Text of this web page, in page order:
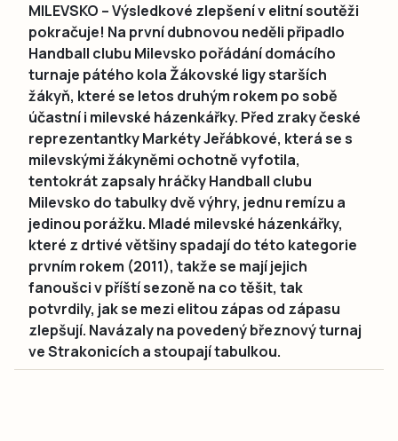
MILEVSKO – Výsledkové zlepšení v elitní soutěži
pokračuje! Na první dubnovou neděli připadlo
Handball clubu Milevsko pořádání domácího
turnaje pátého kola Žákovské ligy starších
žákyň, které se letos druhým rokem po sobě
účastní i milevské házenkářky. Před zraky české
reprezentantky Markéty Jeřábkové, která se s
milevskými žákyněmi ochotně vyfotila,
tentokrát zapsaly hráčky Handball clubu
Milevsko do tabulky dvě výhry, jednu remízu a
jedinou porážku. Mladé milevské házenkářky,
které z drtivé většiny spadají do této kategorie
prvním rokem (2011), takže se mají jejich
fanoušci v příští sezoně na co těšit, tak
potvrdily, jak se mezi elitou zápas od zápasu
zlepšují. Navázaly na povedený březnový turnaj
ve Strakonicích a stoupají tabulkou.